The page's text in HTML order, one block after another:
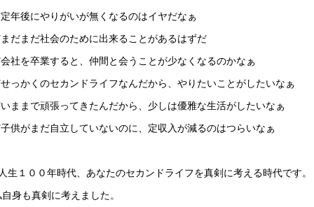
定年後にやりがいが無くなるのはイヤだなぁ
まだまだ社会のために出来ることがあるはずだ
会社を卒業すると、仲間と会うことが少なくなるのかなぁ
せっかくのセカンドライフなんだから、やりたいことがしたいなぁ
いままで頑張ってきたんだから、少しは優雅な生活がしたいなぁ
子供がまだ自立していないのに、定収入が減るのはつらいなぁ
生１００年時代、あなたのセカンドライフを真剣に考える時代です。
身も真剣に考えました。